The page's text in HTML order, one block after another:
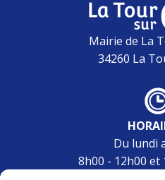
Mairie de La
34260 La
Du lundi
8h00 - 12h00 et